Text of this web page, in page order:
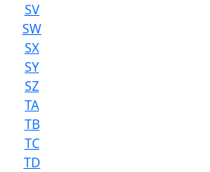
SV
SW
SX
SY
SZ
TA
TB
TC
TD